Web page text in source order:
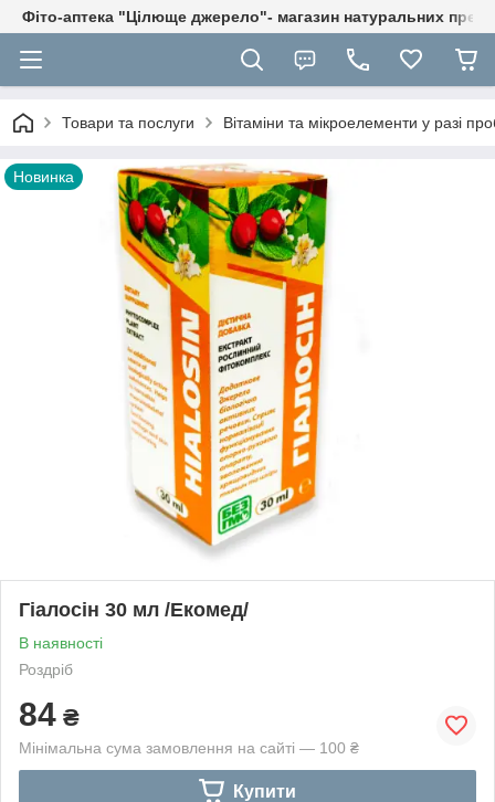
Фіто-аптека "Цілюще джерело"- магазин натуральних
Товари та послуги Вітаміни та мікроелементи у разі
Новинка
Гіалосін 30 мл /Екомед/
В наявності
Роздріб
84 ₴
Мінімальна сума замовлення на сайті — 100 ₴
Купити